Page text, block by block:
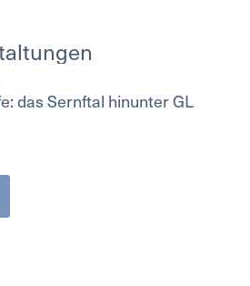
das Sernftal hinunter GL